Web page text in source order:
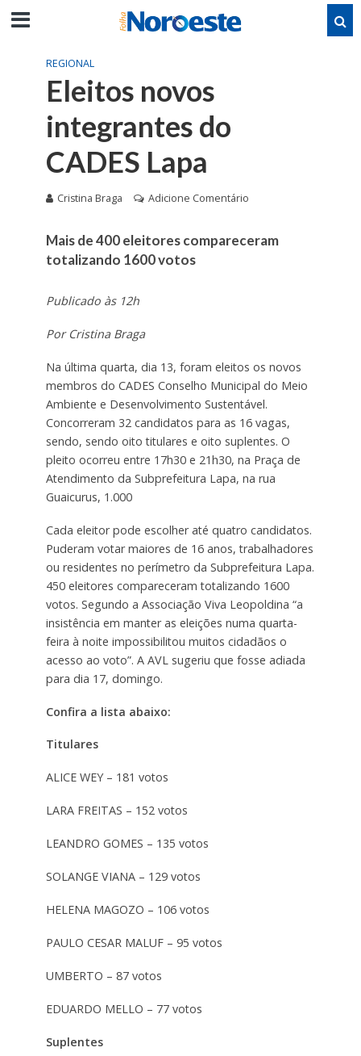
REGIONAL
Eleitos novos
integrantes do
CADES Lapa
Cristina Braga Adicione Comentário
Mais de 400 eleitores compareceram
totalizando 1600 votos
Publicado às 12h
Por Cristina Braga
Na última quarta, dia 13, foram eleitos os novos
membros do CADES Conselho Municipal do Meio
Ambiente e Desenvolvimento Sustentável.
Concorreram 32 candidatos para as 16 vagas,
sendo, sendo oito titulares e oito suplentes. O
pleito ocorreu entre 17h30 e 21h30, na Praça de
Atendimento da Subprefeitura Lapa, na rua
Guaicurus, 1.000
Cada eleitor pode escolher até quatro candidatos.
Puderam votar maiores de 16 anos, trabalhadores
ou residentes no perímetro da Subprefeitura Lapa.
450 eleitores compareceram totalizando 1600
votos. Segundo a Associação Viva Leopoldina “a
insistência em manter as eleições numa quarta-
feira à noite impossibilitou muitos cidadãos o
acesso ao voto”. A AVL sugeriu que fosse adiada
para dia 17, domingo.
Confira a lista abaixo:
Titulares
ALICE WEY – 181 votos
LARA FREITAS – 152 votos
LEANDRO GOMES – 135 votos
SOLANGE VIANA – 129 votos
HELENA MAGOZO – 106 votos
PAULO CESAR MALUF – 95 votos
UMBERTO – 87 votos
EDUARDO MELLO – 77 votos
Suplentes